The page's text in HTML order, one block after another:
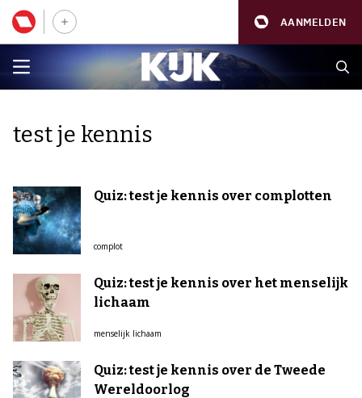
AANMELDEN
test je kennis
Quiz: test je kennis over complotten
complot
Quiz: test je kennis over het menselijk
lichaam
menselijk lichaam
Quiz: test je kennis over de Tweede
Wereldoorlog